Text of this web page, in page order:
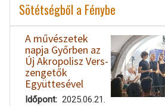
Sötétségből a Fénybe
A művészetek
napja Győrben az
Új Akropolisz Vers-
zengetők
Együttesével
Időpont
2025.06.21.